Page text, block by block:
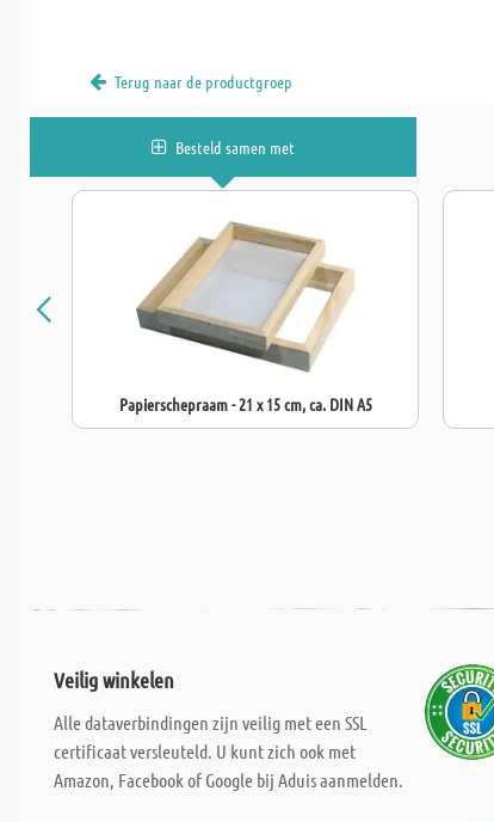
Terug naar de productgroep
Besteld samen met
Papierschepraam - 21 x 15 cm, ca. DIN A5
Veilig winkelen
Alle dataverbindingen zijn veilig met een SSL
certificaat versleuteld. U kunt zich ook met
Amazon, Facebook of Google bij Aduis aanmelden.